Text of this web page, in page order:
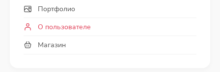
Портфолио
О пользователе
Магазин